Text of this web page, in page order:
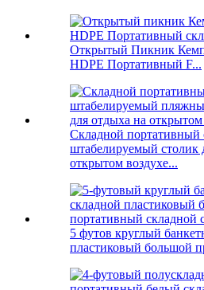
Открытый Пикник
HDPE Портативный F...
Складной
штабелируемый столик
открытом воздухе...
5 футов круглый
пластиковый большой